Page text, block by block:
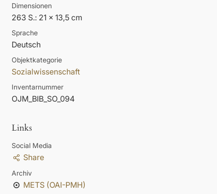
Dimensionen
263 S.: 21 x 13,5 cm
Sprache
Deutsch
Objektkategorie
Sozialwissenschaft
Inventarnummer
OJM_BIB_SO_094
Links
Social Media
Share
Archiv
METS (OAI-PMH)